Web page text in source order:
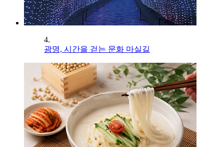
4.
광명, 시간을 걷는 문화 마실길